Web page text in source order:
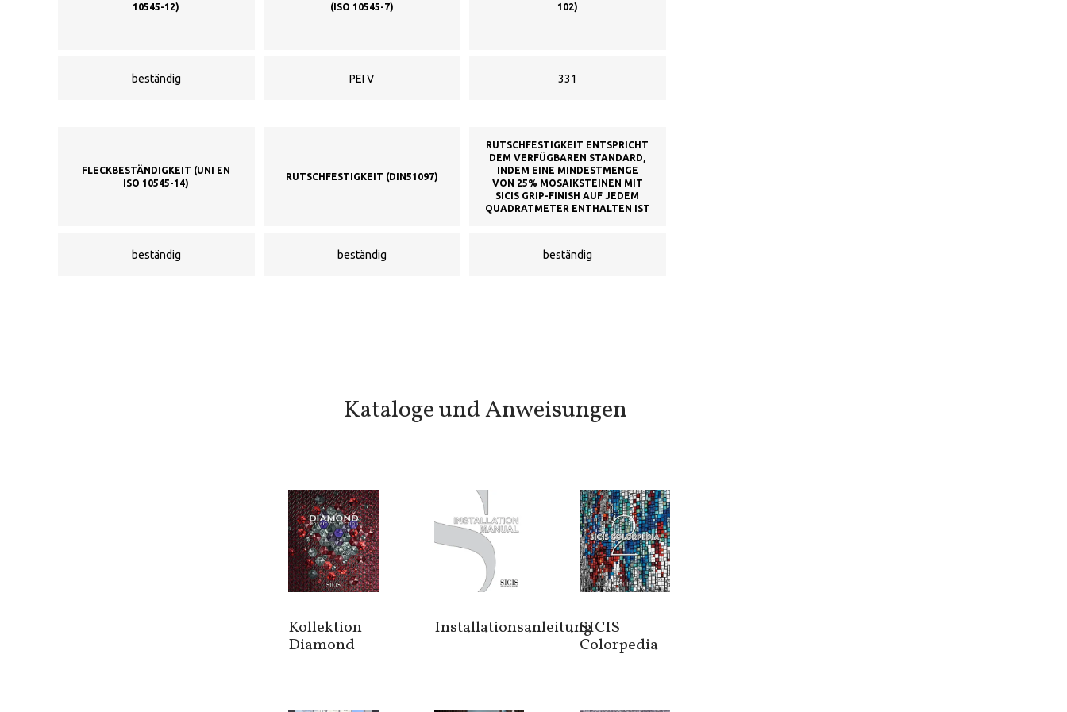
10545-12)
beständig
(ISO 10545-7)
PEI V
102)
331
FLECKBESTÄNDIGKEIT (UNI EN
ISO 10545-14)
beständig
RUTSCHFESTIGKEIT (DIN51097)
beständig
RUTSCHFESTIGKEIT ENTSPRICHT
DEM VERFÜGBAREN STANDARD,
INDEM EINE MINDESTMENGE
VON 25% MOSAIKSTEINEN MIT
SICIS GRIP-FINISH AUF JEDEM
QUADRATMETER ENTHALTEN IST
beständig
Kataloge und Anweisungen
Kollektion
Diamond
InstallationsanleitungSICIS
Colorpedia